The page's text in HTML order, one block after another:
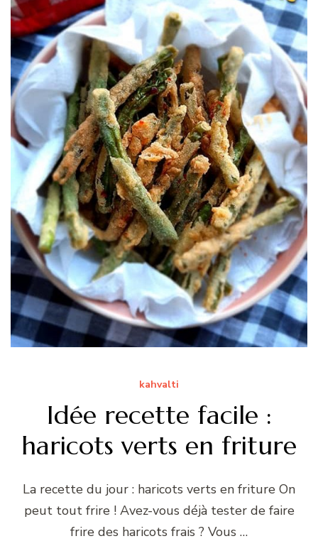
kahvalti
Idée recette facile :
haricots verts en friture
La recette du jour : haricots verts en friture On
peut tout frire ! Avez-vous déjà tester de faire
frire des haricots frais ? Vous …